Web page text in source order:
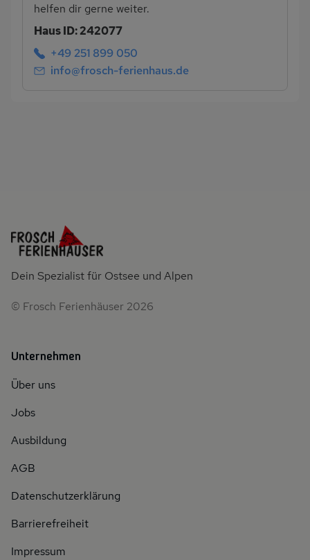
helfen dir gerne weiter.
Haus ID: 242077
+49 251 899 050
info@frosch-ferienhaus.de
Dein Spezialist für Ostsee und Alpen
© Frosch Ferienhäuser 2026
Unternehmen
Über uns
Jobs
Ausbildung
AGB
Datenschutzerklärung
Barrierefreiheit
Impressum